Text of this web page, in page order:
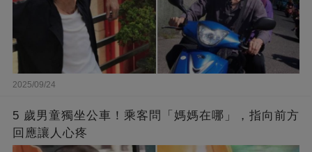
2025/09/24
5 歲男童獨坐公車！乘客問「媽媽在哪」，指向前方
回應讓人心疼